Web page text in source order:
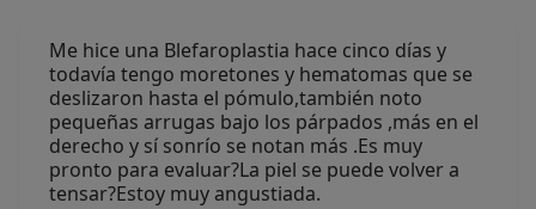
Me hice una Blefaroplastia hace cinco días y
todavía tengo moretones y hematomas que se
deslizaron hasta el pómulo,también noto
pequeñas arrugas bajo los párpados ,más en el
derecho y sí sonrío se notan más .Es muy
pronto para evaluar?La piel se puede volver a
tensar?Estoy muy angustiada.